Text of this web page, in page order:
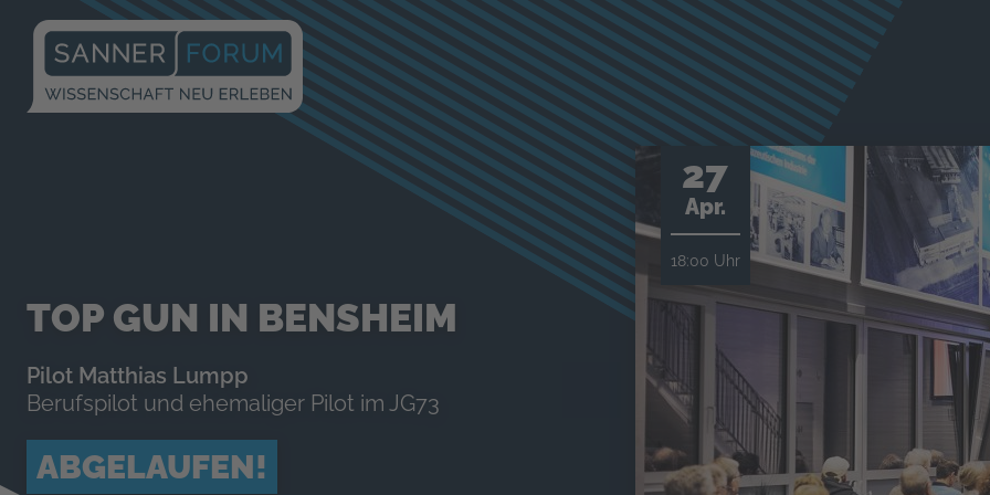
TOP GUN IN BENSHEIM
Pilot Matthias Lumpp
Berufspilot und ehemaliger Pilot im JG73
ABGELAUFEN!
27
Apr.
18:00 Uhr